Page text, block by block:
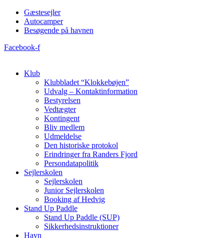
Videre
indhold
Gæstesejler
Autocamper
Besøgende på havnen
Facebook-f
Klub
Klubbladet “Klokkebøjen”
Udvalg – Kontaktinformation
Bestyrelsen
Vedtægter
Kontingent
Bliv medlem
Udmeldelse
Den historiske protokol
Erindringer fra Randers Fjord
Persondatapolitik
Sejlerskolen
Sejlerskolen
Junior Sejlerskolen
Booking af Hedvig
Stand Up Paddle
Stand Up Paddle (SUP)
Sikkerhedsinstruktioner
Havn